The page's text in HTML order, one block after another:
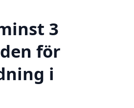
3
för
i